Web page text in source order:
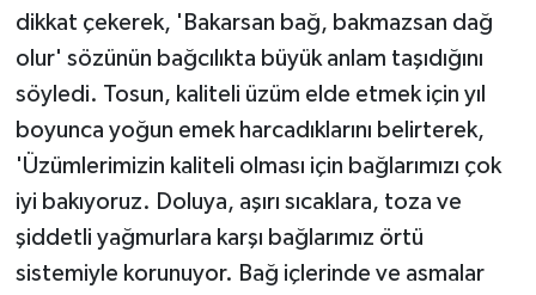
dikkat çekerek, 'Bakarsan bağ, bakmazsan dağ
olur' sözünün bağcılıkta büyük anlam taşıdığını
söyledi. Tosun, kaliteli üzüm elde etmek için yıl
boyunca yoğun emek harcadıklarını belirterek,
'Üzümlerimizin kaliteli olması için bağlarımızı çok
iyi bakıyoruz. Doluya, aşırı sıcaklara, toza ve
şiddetli yağmurlara karşı bağlarımız örtü
sistemiyle korunuyor. Bağ içlerinde ve asmalar